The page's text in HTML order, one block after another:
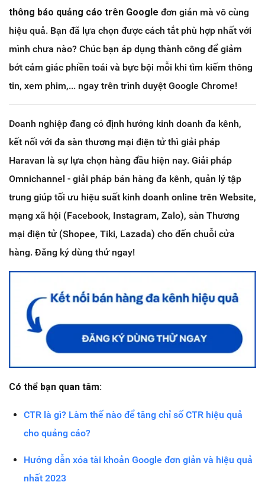
thông báo quảng cáo trên Google đơn giản mà vô cùng
hiệu quả. Bạn đã lựa chọn được cách tắt phù hợp nhất với
mình chưa nào? Chúc bạn áp dụng thành công để giảm
bớt cảm giác phiền toái và bực bội mỗi khi tìm kiếm thông
tin, xem phim,... ngay trên trình duyệt Google Chrome!
Doanh nghiệp đang có định hướng kinh doanh đa kênh,
kết nối với đa sàn thương mại điện tử thì giải pháp
Haravan là sự lựa chọn hàng đầu hiện nay. Giải pháp
Omnichannel - giải pháp bán hàng đa kênh, quản lý tập
trung giúp tối ưu hiệu suất kinh doanh online trên Website,
mạng xã hội (Facebook, Instagram, Zalo), sàn Thương
mại điện tử (Shopee, Tiki, Lazada) cho đến chuỗi cửa
hàng. Đăng ký dùng thử ngay!
Có thể bạn quan tâm:
CTR là gì? Làm thế nào để tăng chỉ số CTR hiệu quả
cho quảng cáo?
Hướng dẫn xóa tài khoản Google đơn giản và hiệu quả
nhất 2023